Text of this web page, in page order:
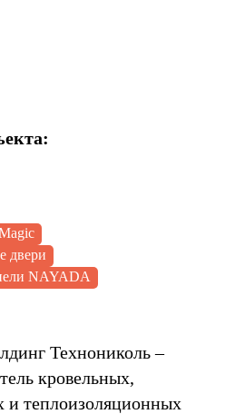
двери
NAYADA
Технониколь –
кровельных,
и теплоизоляционных